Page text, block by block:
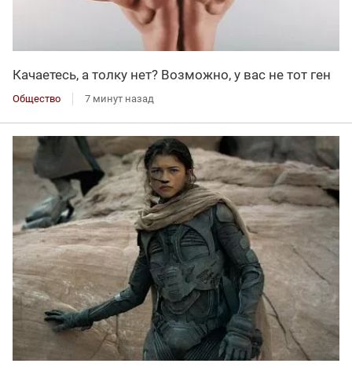
Качаетесь, а толку нет? Возможно, у вас не тот ген
Общество 7 минут назад